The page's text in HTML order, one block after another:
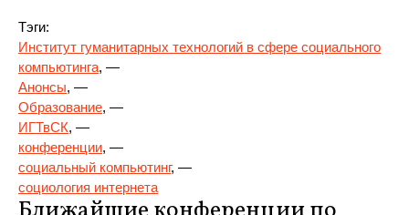
Тэги:
Институт гуманитарных технологий в сфере социального
компьютинга, —
Анонсы, —
Образование, —
ИГТвСК, —
конференции, —
социальный компьютинг, —
социология интернета